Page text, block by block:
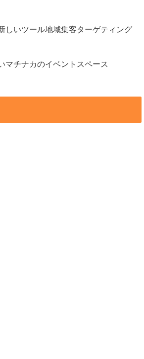
しいツール地域集客ターゲティング
マチナカのイベントスペース